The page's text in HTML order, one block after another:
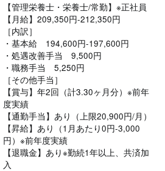
【管理栄養士・栄養士/常勤】※正社員
【月給】209,350円-212,350円
［内訳］
・基本給 194,600円-197,600円
・処遇改善手当 9,500円
・職務手当 5,250円
［その他手当］
【賞与】年2回（計3.30ヶ月分）※前年
度実績
【通勤手当】あり（上限20,900円/月）
【昇給】あり（1月あたり0円-3,000
円）※前年度実績
【退職金】あり※勤続1年以上、共済加
入